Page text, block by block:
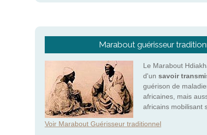
Marabout guérisseur
Le Marabout
d'un savoir
guérison de
africaines, mais
africains mobilisant
Voir Marabout Guérisseur traditionnel